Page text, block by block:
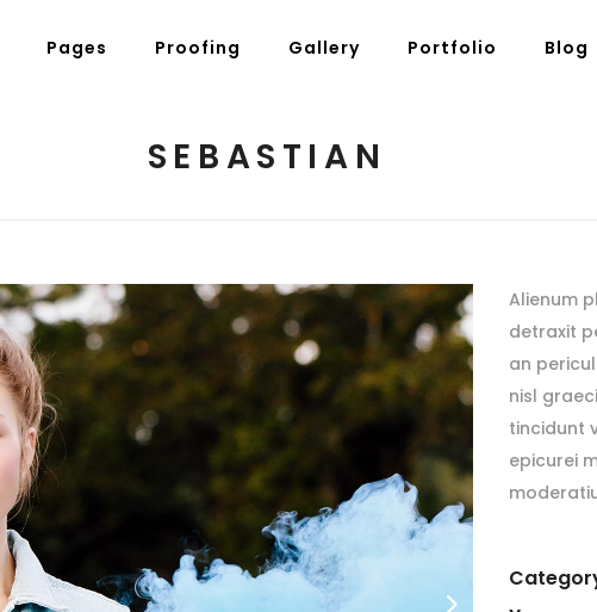
Pages Proofing Gallery Portfolio Blog
SEBASTIAN
Alienum
detraxit
an
nisl
tincidunt
epicurei